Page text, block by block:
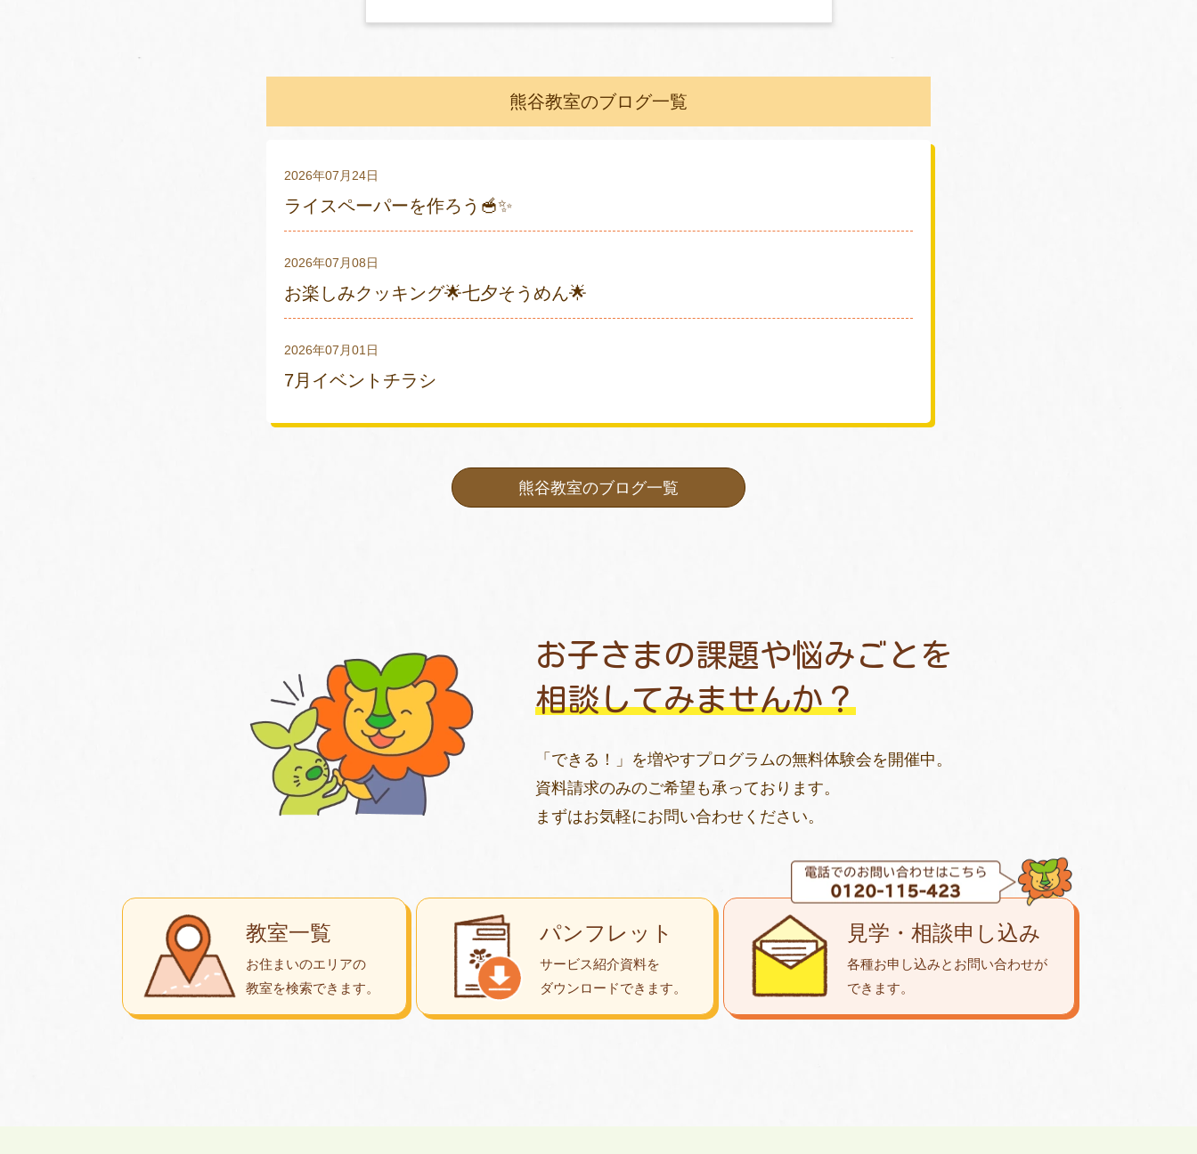
熊谷教室のブログ一覧
2026年07月24日
ライスペーパーを作ろう🥣✨
2026年07月08日
お楽しみクッキング🌟七夕そうめん🌟
2026年07月01日
7月イベントチラシ
熊谷教室のブログ一覧
お子さまの課題や悩みごとを
相談してみませんか？
「できる！」を増やすプログラムの無料体験会を開催中。
資料請求のみのご希望も承っております。
まずはお気軽にお問い合わせください。
教室一覧
お住まいのエリアの
教室を検索できます。
パンフレット
サービス紹介資料を
ダウンロードできます。
見学・相談申し込み
各種お申し込みとお問い合わせが
できます。